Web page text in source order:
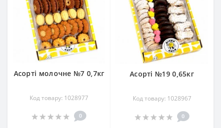
Асорті молочне №7 0,7кг
Код товару: 1028977
0
Асорті №19 0,65кг
Код товару: 1028967
0